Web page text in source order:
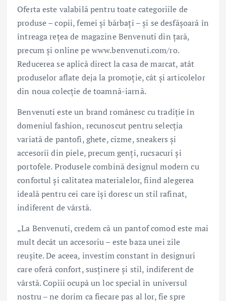
Oferta este valabilă pentru toate categoriile de
produse – copii, femei și bărbați – și se desfășoară în
întreaga rețea de magazine Benvenuti din țară,
precum și online pe www.benvenuti.com/ro.
Reducerea se aplică direct la casa de marcat, atât
produselor aflate deja la promoție, cât și articolelor
din noua colecție de toamnă-iarnă.
Benvenuti este un brand românesc cu tradiție în
domeniul fashion, recunoscut pentru selecția
variată de pantofi, ghete, cizme, sneakers și
accesorii din piele, precum genți, rucsacuri și
portofele. Produsele combină designul modern cu
confortul și calitatea materialelor, fiind alegerea
ideală pentru cei care își doresc un stil rafinat,
indiferent de vârstă.
„La Benvenuti, credem că un pantof comod este mai
mult decât un accesoriu – este baza unei zile
reușite. De aceea, investim constant în designuri
care oferă confort, susținere și stil, indiferent de
vârstă. Copiii ocupă un loc special în universul
nostru – ne dorim ca fiecare pas al lor, fie spre